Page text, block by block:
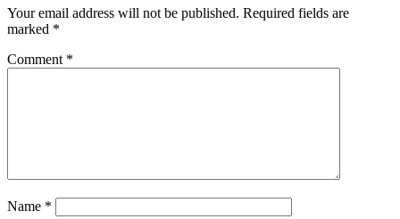
Your email address will not be published. Required fields are
marked *
Comment *
Name *